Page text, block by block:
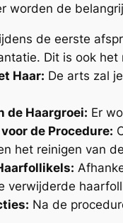
worden de
de eerste
Dit is ook
Haar: De arts zal
de Haargroei: Er
de Procedure:
het reinigen van
verwijderde
Na de